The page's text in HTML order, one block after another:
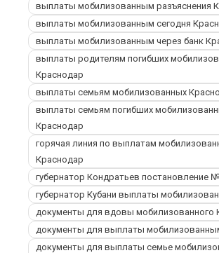
выплаты мобилизованным разъяснения
выплаты мобилизованным сегодня
выплаты мобилизованным через банк
выплаты родителям погибших
Краснодар
выплаты семьям мобилизованных
выплаты семьям погибших
Краснодар
горячая линия по выплатам
Краснодар
губернатор Кондратьев постановление
губернатор Кубани выплаты
документы для вдовы мобилизованного
документы для выплаты
документы для выплаты семье